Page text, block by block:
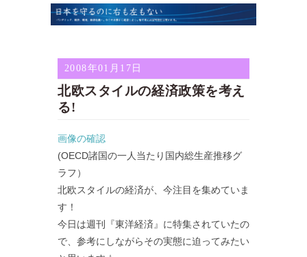
2008年01月17日
北欧スタイルの経済政策を考え
る!
画像の確認
(OECD諸国の一人当たり国内総生産推移グ
ラフ）
北欧スタイルの経済が、今注目を集めていま
す！
今日は週刊『東洋経済』に特集されていたの
で、参考にしながらその実態に迫ってみたい